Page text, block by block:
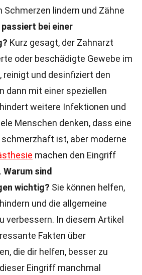
lindern und Zähne
passiert bei einer
Kurz gesagt, der Zahnarzt
oder beschädigte Gewebe im
reinigt und desinfiziert den
dann mit einer speziellen
weitere Infektionen und
Menschen denken, dass eine
ist, aber moderne
machen den Eingriff
Warum sind
wichtig? Sie können helfen,
und die allgemeine
verbessern. In diesem Artikel
Fakten über
die dir helfen, besser zu
Eingriff manchmal